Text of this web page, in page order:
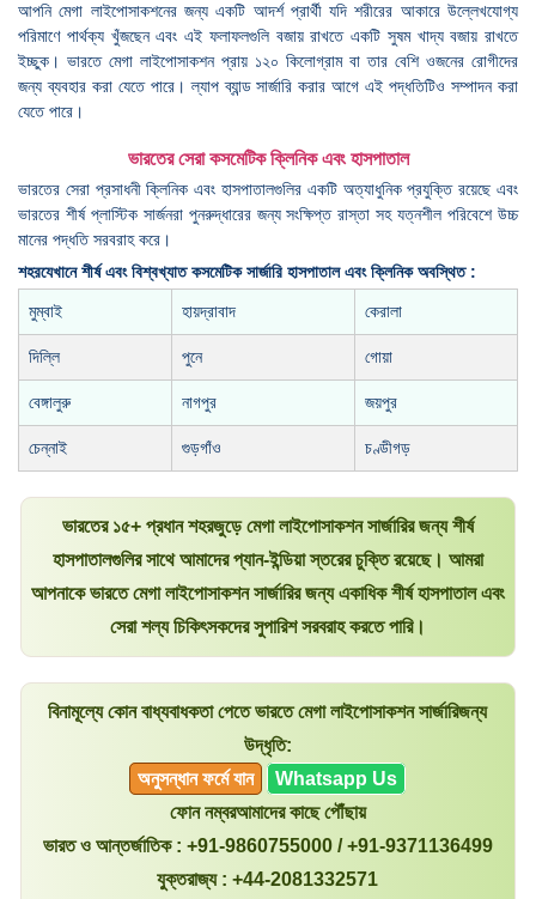
আপনি মেগা লাইপোসাকশনের জন্য একটি আদর্শ প্রার্থী যদি শরীরের আকারে উল্লেখযোগ্য
পরিমাণে পার্থক্য খুঁজছেন এবং এই ফলাফলগুলি বজায় রাখতে একটি সুষম খাদ্য বজায় রাখতে
ইচ্ছুক। ভারতে মেগা লাইপোসাকশন প্রায় ১২০ কিলোগ্রাম বা তার বেশি ওজনের রোগীদের
জন্য ব্যবহার করা যেতে পারে। ল্যাপ ব্যান্ড সার্জারি করার আগে এই পদ্ধতিটিও সম্পাদন করা
যেতে পারে।
ভারতের সেরা কসমেটিক ক্লিনিক এবং হাসপাতাল
ভারতের সেরা প্রসাধনী ক্লিনিক এবং হাসপাতালগুলির একটি অত্যাধুনিক প্রযুক্তি রয়েছে এবং
ভারতের শীর্ষ প্লাস্টিক সার্জনরা পুনরুদ্ধারের জন্য সংক্ষিপ্ত রাস্তা সহ যত্নশীল পরিবেশে উচ্চ
মানের পদ্ধতি সরবরাহ করে।
শহরযেখানে শীর্ষ এবং বিশ্বখ্যাত কসমেটিক সার্জারি হাসপাতাল এবং ক্লিনিক অবস্থিত :
মুম্বাই হায়দ্রাবাদ কেরালা
দিল্লি পুনে গোয়া
বেঙ্গালুরু নাগপুর জয়পুর
চেন্নাই গুড়গাঁও চণ্ডীগড়
ভারতের ১৫+ প্রধান শহরজুড়ে মেগা লাইপোসাকশন সার্জারির জন্য শীর্ষ
হাসপাতালগুলির সাথে আমাদের প্যান-ইন্ডিয়া স্তরের চুক্তি রয়েছে। আমরা
আপনাকে ভারতে মেগা লাইপোসাকশন সার্জারির জন্য একাধিক শীর্ষ হাসপাতাল এবং
সেরা শল্য চিকিৎসকদের সুপারিশ সরবরাহ করতে পারি।
বিনামূল্যে কোন বাধ্যবাধকতা পেতে ভারতে মেগা লাইপোসাকশন সার্জারিজন্য
উদ্ধৃতি:
অনুসন্ধান ফর্মে যান
Whatsapp Us
ফোন নম্বরআমাদের কাছে পৌঁছায়
ভারত ও আন্তর্জাতিক : +91-9860755000 / +91-9371136499
যুক্তরাজ্য : +44-2081332571